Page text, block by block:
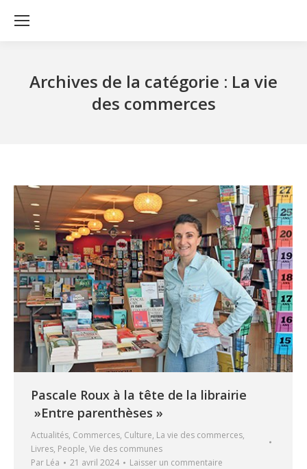
Archives de la catégorie : La vie
des commerces
Pascale Roux à la tête de la librairie
»Entre parenthèses »
Actualités, Commerces, Culture, La vie des commerces,
Livres, People, Vie des communes
Par Léa 21 avril 2024 Laisser un commentaire